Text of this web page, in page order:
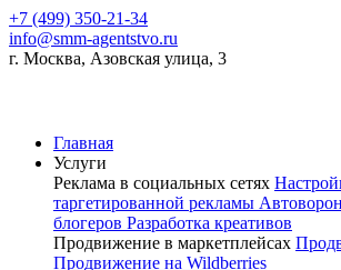
+7 (499) 350-21-34
info@smm-agentstvo.ru
г. Москва, Азовская улица, 3
Главная
Услуги
Реклама в социальных сетях
таргетированной рекламы
блогеров Разработка креативов
Продвижение в маркетплейсах
Продвижение на Wildberries